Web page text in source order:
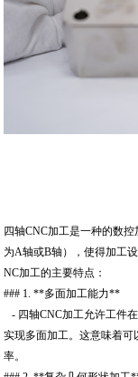
四轴CNC加工是一种的数
为A轴或B轴），使得加工
NC加工的主要特点：
### 1. **多面加工能力**
- 四轴CNC加工允许工件
实现多面加工。这意味着
率。